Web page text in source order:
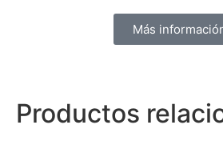
Más
Productos